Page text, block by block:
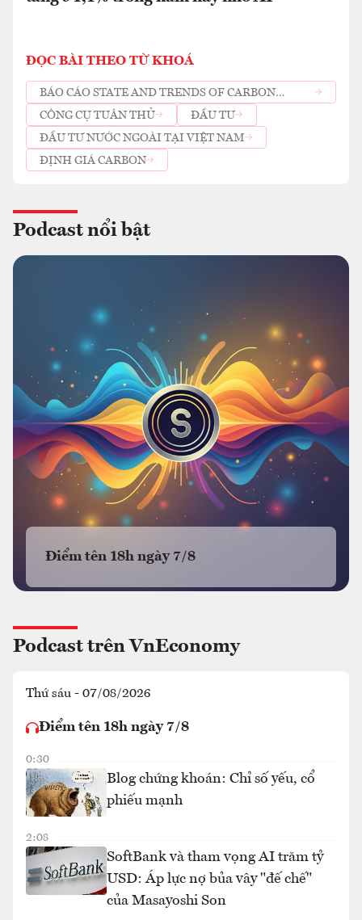
ĐỌC BÀI THEO TỪ KHOÁ
BÁO CÁO STATE AND TRENDS OF CARBON
PRICING 2026
CÔNG CỤ TUÂN THỦ
ĐẦU TƯ
ĐẦU TƯ NƯỚC NGOÀI TẠI VIỆT NAM
ĐỊNH GIÁ CARBON
Podcast nổi bật
Điểm tên 18h ngày 7/8
Podcast trên VnEconomy
Thứ sáu - 07/08/2026
Điểm tên 18h ngày 7/8
0:30
Blog chứng khoán: Chỉ số yếu, cổ
phiếu mạnh
2:08
SoftBank và tham vọng AI trăm tỷ
USD: Áp lực nợ bủa vây "đế chế"
của Masayoshi Son